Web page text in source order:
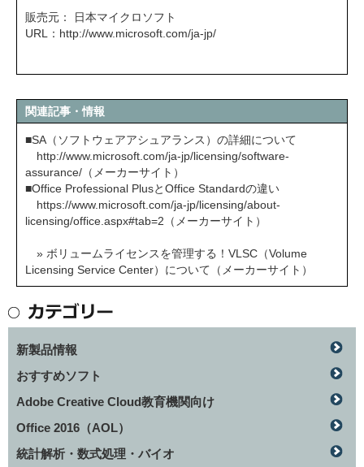
販売元： 日本マイクロソフト
URL： http://www.microsoft.com/ja-jp/
関連記事・情報
■SA（ソフトウェアアシュアランス）の詳細について
http://www.microsoft.com/ja-jp/licensing/software-
assurance/ （メーカーサイト）
■Office Professional PlusとOffice Standardの違い
https://www.microsoft.com/ja-jp/licensing/about-
licensing/office.aspx#tab=2 （メーカーサイト）
» ボリュームライセンスを管理する！VLSC（Volume
Licensing Service Center）について（メーカーサイト）
新製品情報
おすすめソフト
Adobe Creative Cloud教育機関向け
Office 2016（AOL）
統計解析・数式処理・バイオ